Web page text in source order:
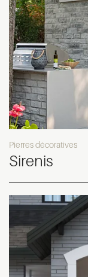
Pierres décoratives
Sirenis